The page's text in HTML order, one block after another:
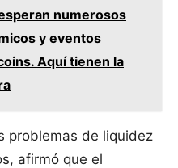
numerosos
y eventos
Aquí tienen la
problemas de liquidez
afirmó que el